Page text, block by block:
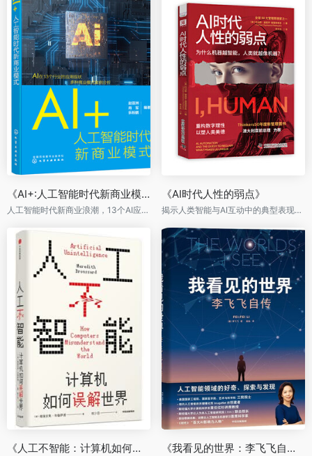
《AI+:人工智能时代新商业模式》
人工智能时代新商业浪潮，13个AI应用领域的商业模式深度解读
《AI时代人性的弱点》
揭示人类智能与AI互动中的典型表现，分析当前AI技术发展进入的错误方向
《人工不智能：计算机如何误解世界》 《我看见的世界：李飞飞自传》